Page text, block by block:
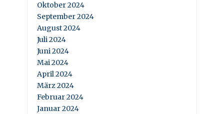
Oktober 2024
September 2024
August 2024
Juli 2024
Juni 2024
Mai 2024
April 2024
März 2024
Februar 2024
Januar 2024